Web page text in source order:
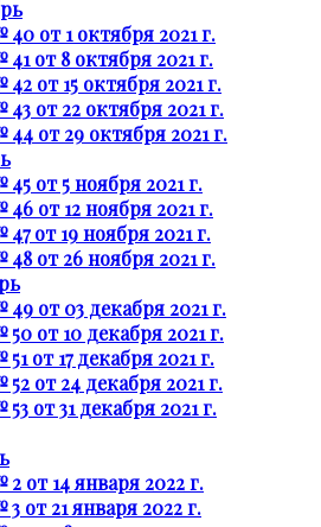
40 от 1 октября 2021 г.
41 от 8 октября 2021 г.
42 от 15 октября 2021 г.
43 от 22 октября 2021 г.
44 от 29 октября 2021 г.
45 от 5 ноября 2021 г.
46 от 12 ноября 2021 г.
47 от 19 ноября 2021 г.
48 от 26 ноября 2021 г.
49 от 03 декабря 2021 г.
50 от 10 декабря 2021 г.
51 от 17 декабря 2021 г.
52 от 24 декабря 2021 г.
53 от 31 декабря 2021 г.
2 от 14 января 2022 г.
3 от 21 января 2022 г.